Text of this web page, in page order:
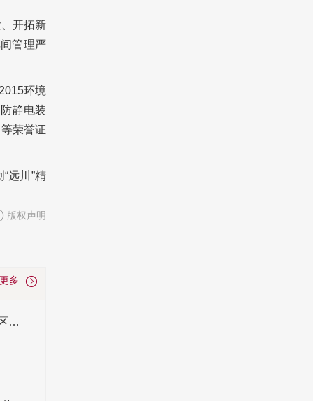
开拓新
管理严
环境
静电装
荣誉证
远川”精
版权声明
多
OA地板是什么_多少钱一平方_和防静电地板的区别_施工铺设知识